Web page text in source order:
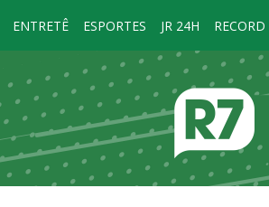
ENTRETÊ ESPORTES JR 24H RECORD